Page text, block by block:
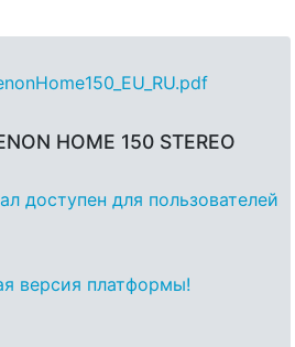
HOME 150 STEREO
доступен для пользователей
версия платформы!